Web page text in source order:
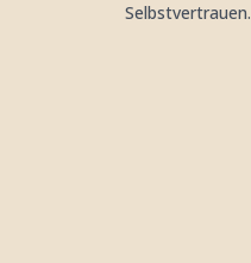
Selbstvertrauen.